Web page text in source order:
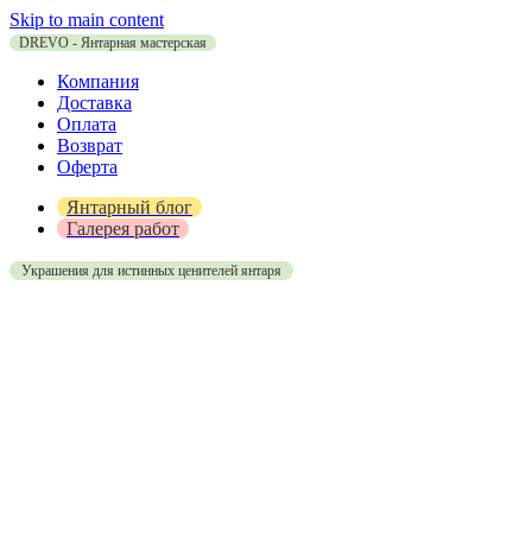
Skip to main content
DREVO - Янтарная мастерская
Компания
Доставка
Оплата
Возврат
Оферта
Янтарный блог
Галерея работ
Украшения для истинных ценителей янтаря